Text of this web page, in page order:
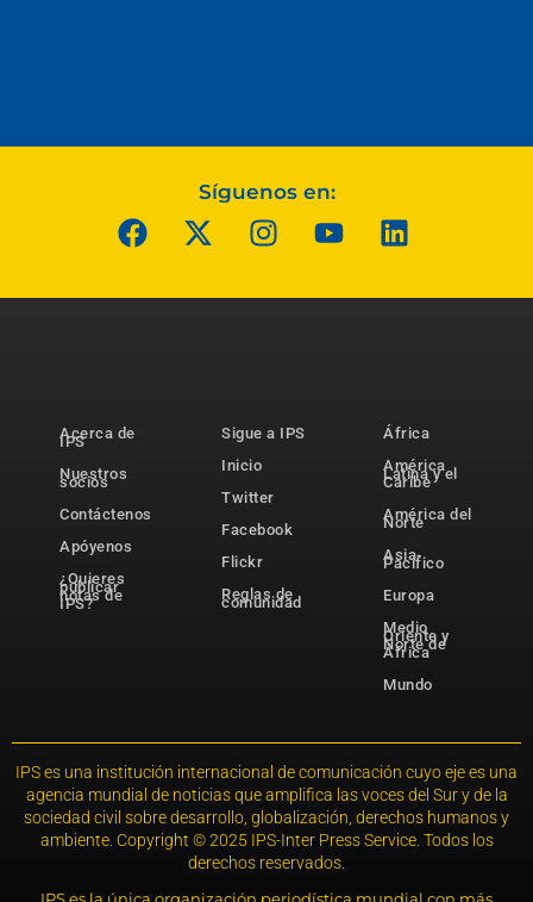
Síguenos en:
Acerca de
IPS
Nuestros
socios
Contáctenos
Apóyenos
¿Quieres
publicar
notas de
IPS?
Sigue a IPS
Inicio
Twitter
Facebook
Flickr
Reglas de
comunidad
África
América
Latina y el
Caribe
América del
Norte
Asia-
Pacífico
Europa
Medio
Oriente y
Norte de
África
Mundo
IPS es una institución internacional de comunicación cuyo eje es una
agencia mundial de noticias que amplifica las voces del Sur y de la
sociedad civil sobre desarrollo, globalización, derechos humanos y
ambiente. Copyright © 2025 IPS-Inter Press Service. Todos los
derechos reservados.